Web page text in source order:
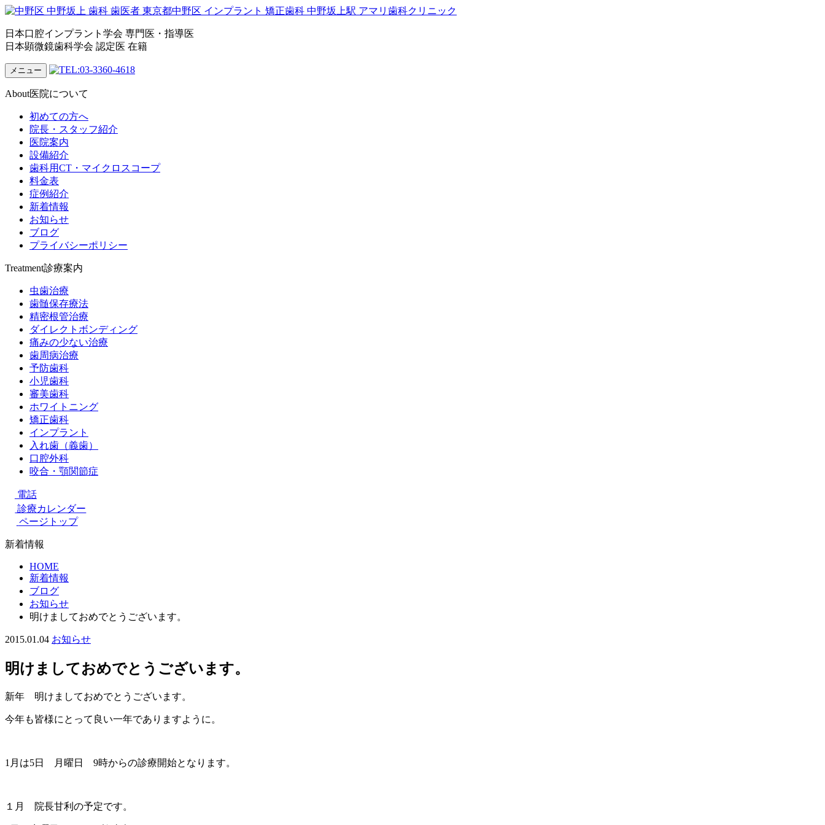
日本口腔インプラント学会 専門医・指導医
日本顕微鏡歯科学会 認定医 在籍
メニュー
About医院について
初めての方へ
院長・スタッフ紹介
医院案内
設備紹介
歯科用CT・マイクロスコープ
料金表
症例紹介
新着情報
お知らせ
ブログ
プライバシーポリシー
Treatment診療案内
虫歯治療
歯髄保存療法
精密根管治療
ダイレクトボンディング
痛みの少ない治療
歯周病治療
予防歯科
小児歯科
審美歯科
ホワイトニング
矯正歯科
インプラント
入れ歯（義歯）
口腔外科
咬合・顎関節症
電話
診療カレンダー
ページトップ
新着情報
HOME
新着情報
ブログ
お知らせ
明けましておめでとうございます。
2015.01.04 お知らせ
明けましておめでとうございます。
新年 明けましておめでとうございます。
今年も皆様にとって良い一年でありますように。
1月は5日 月曜日 9時からの診療開始となります。
１月 院長甘利の予定です。